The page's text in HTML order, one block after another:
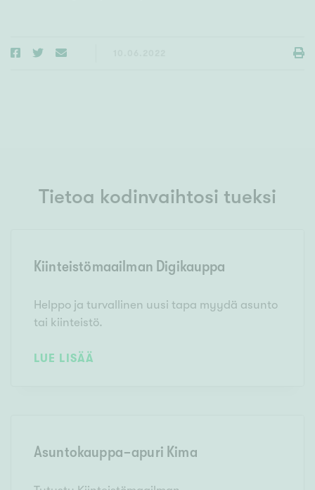
Tietoa kodinvaihtosi tueksi
Kiinteistömaailman Digikauppa
Helppo ja turvallinen uusi tapa myydä asunto
tai kiinteistö.
LUE LISÄÄ
Asuntokauppa-apuri Kima